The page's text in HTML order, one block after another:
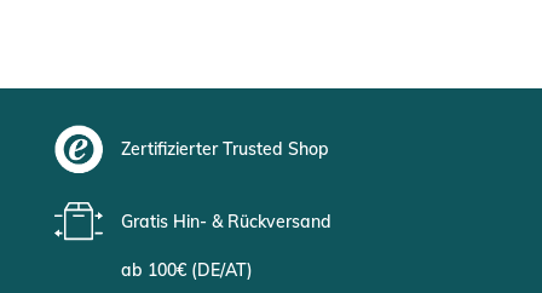
Zertifizierter Trusted Shop
Gratis Hin- & Rückversand
ab 100€ (DE/AT)